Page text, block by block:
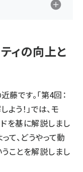
ィの向上と
藤です。「第4回：
よう！」では、モ
を基に解説しまし
て、どうやって動
ことを解説しまし